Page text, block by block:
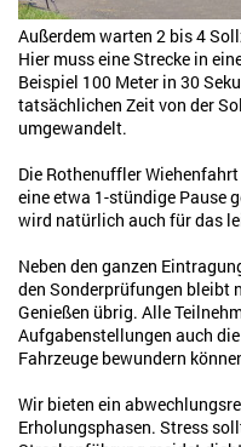
Außerdem warten 2 bis 4
Hier muss eine Strecke in
Beispiel 100 Meter in 30
tatsächlichen Zeit von der
umgewandelt.
Die Rothenuffler
eine etwa 1-stündige Pause
wird natürlich auch für das
Neben den ganzen
den Sonderprüfungen bleibt
Genießen übrig. Alle
Aufgabenstellungen auch
Fahrzeuge bewundern
Wir bieten ein
Erholungsphasen. Stress